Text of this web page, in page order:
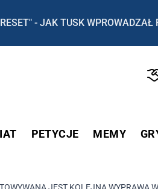
- JAK TUSK WPROWADZAŁ
PETYCJE MEMY